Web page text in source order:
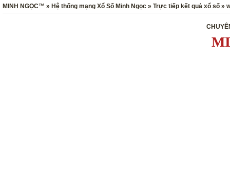
MINH NGỌC™ » Hệ thống mạng Xổ Số Minh Ngọc » Trực tiếp kết quả xổ số »